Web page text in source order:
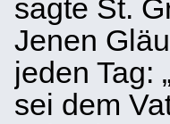
sagte St.
Jenen
jeden Tag:
sei dem